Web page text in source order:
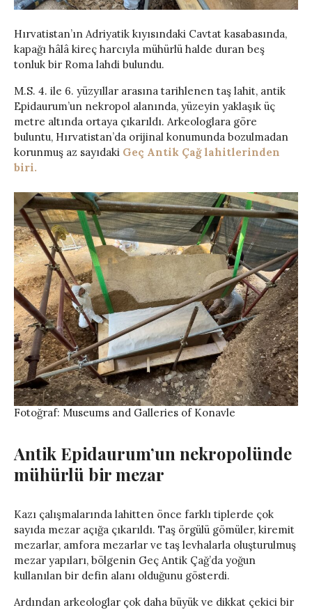
Hırvatistan’ın Adriyatik kıyısındaki Cavtat kasabasında,
kapağı hâlâ kireç harcıyla mühürlü halde duran beş
tonluk bir Roma lahdi bulundu.
M.S. 4. ile 6. yüzyıllar arasına tarihlenen taş lahit, antik
Epidaurum’un nekropol alanında, yüzeyin yaklaşık üç
metre altında ortaya çıkarıldı. Arkeologlara göre
buluntu, Hırvatistan’da orijinal konumunda bozulmadan
korunmuş az sayıdaki Geç Antik Çağ lahitlerinden
biri.
Fotoğraf: Museums and Galleries of Konavle
Antik Epidaurum’un nekropolünde
mühürlü bir mezar
Kazı çalışmalarında lahitten önce farklı tiplerde çok
sayıda mezar açığa çıkarıldı. Taş örgülü gömüler, kiremit
mezarlar, amfora mezarlar ve taş levhalarla oluşturulmuş
mezar yapıları, bölgenin Geç Antik Çağ’da yoğun
kullanılan bir defin alanı olduğunu gösterdi.
Ardından arkeologlar çok daha büyük ve dikkat çekici bir